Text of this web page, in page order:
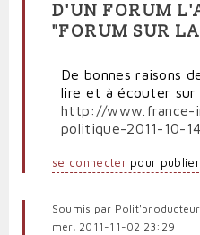
D'UN FORUM
"FORUM SUR
De bonnes raisons
lire et à écouter sur
http://www.france-
politique-2011-10-
se connecterpour publier
Soumis par
mer, 2011-11-02 23:29